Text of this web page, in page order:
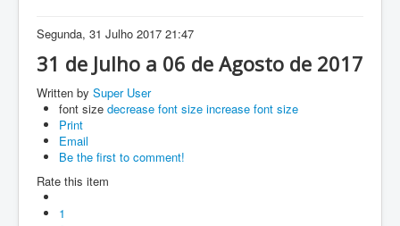
Home
Anteriores
Antigonas
Segunda, 31 Julho 2017 21:47
31 de Julho a 06 de Agosto de 2017
Written by Super User
font size decrease font size increase font size
Print
Email
Be the first to comment!
Rate this item
1